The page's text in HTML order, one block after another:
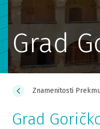
Grad
Znamenitosti
Grad